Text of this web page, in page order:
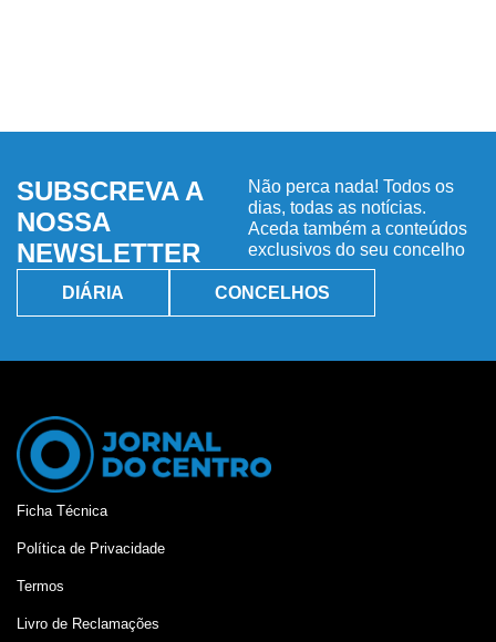
SUBSCREVA A
NOSSA
NEWSLETTER
Não perca nada! Todos os
dias, todas as notícias.
Aceda também a conteúdos
exclusivos do seu concelho
DIÁRIA CONCELHOS
Ficha Técnica
Política de Privacidade
Termos
Livro de Reclamações